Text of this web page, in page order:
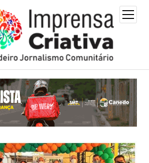
open
menu